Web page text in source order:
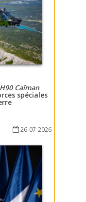
Caïman
spéciales
26-07-2026